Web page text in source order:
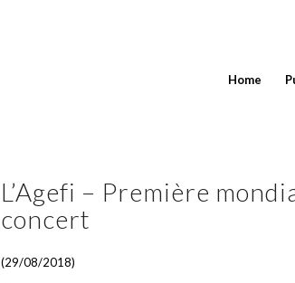
Home
L’Agefi – Première
concert
(29/08/2018)